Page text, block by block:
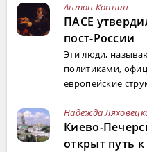
Антон Копнин
ПАСЕ
пост-России
Эти люди,
политиками,
европейские
Надежда
Киево-
открыт путь к